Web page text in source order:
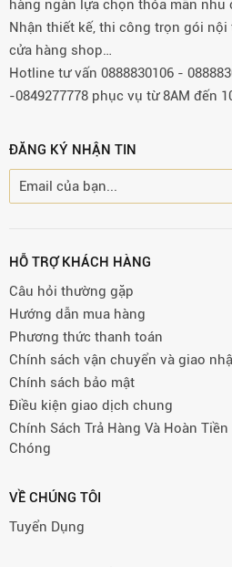
hàng ngàn lựa chọn thỏa mãn nhu
Nhận thiết kế, thi công trọn gói
cửa hàng shop…
Hotline tư vấn 0888830106 -
-0849277778 phục vụ từ 8AM đến
ĐĂNG KÝ NHẬN TIN
HỖ TRỢ KHÁCH HÀNG
Câu hỏi thường gặp
Hướng dẫn mua hàng
Phương thức thanh toán
Chính sách vận chuyển và giao
Chính sách bảo mật
Điều kiện giao dịch chung
Chính Sách Trả Hàng Và Hoàn
Chóng
VỀ CHÚNG TÔI
Tuyển Dụng